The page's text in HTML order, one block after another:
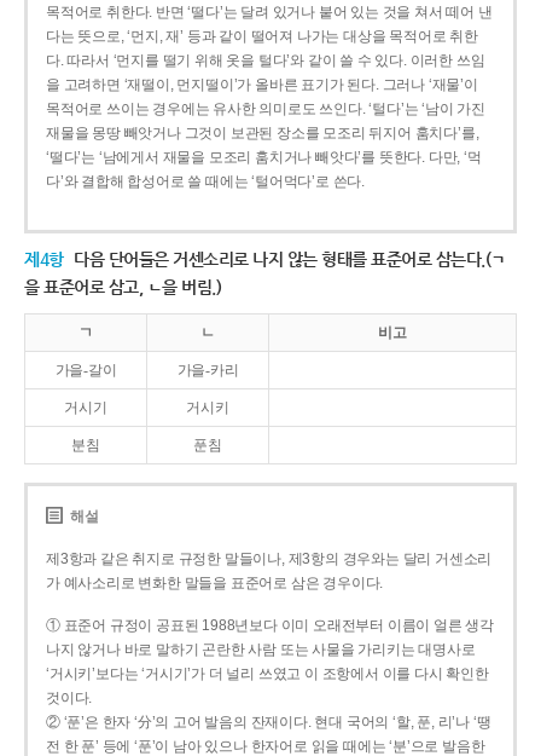
목적어로 취한다. 반면 ‘떨다’는 달려 있거나 붙어 있는 것을 쳐서 떼어 낸
다는 뜻으로, ‘먼지, 재’ 등과 같이 떨어져 나가는 대상을 목적어로 취한
다. 따라서 ‘먼지를 떨기 위해 옷을 털다’와 같이 쓸 수 있다. 이러한 쓰임
을 고려하면 ‘재떨이, 먼지떨이’가 올바른 표기가 된다. 그러나 ‘재물’이
목적어로 쓰이는 경우에는 유사한 의미로도 쓰인다. ‘털다’는 ‘남이 가진
재물을 몽땅 빼앗거나 그것이 보관된 장소를 모조리 뒤지어 훔치다’를,
‘떨다’는 ‘남에게서 재물을 모조리 훔치거나 빼앗다’를 뜻한다. 다만, ‘먹
다’와 결합해 합성어로 쓸 때에는 ‘털어먹다’로 쓴다.
제4항 다음 단어들은 거센소리로 나지 않는 형태를 표준어로 삼는다.(ㄱ
을 표준어로 삼고, ㄴ을 버림.)
ㄱ ㄴ 비고
가을-갈이 가을-카리
거시기 거시키
분침 푼침
해설
제3항과 같은 취지로 규정한 말들이나, 제3항의 경우와는 달리 거센소리
가 예사소리로 변화한 말들을 표준어로 삼은 경우이다.
① 표준어 규정이 공표된 1988년보다 이미 오래전부터 이름이 얼른 생각
나지 않거나 바로 말하기 곤란한 사람 또는 사물을 가리키는 대명사로
‘거시키’보다는 ‘거시기’가 더 널리 쓰였고 이 조항에서 이를 다시 확인한
것이다.
② ‘푼’은 한자 ‘分’의 고어 발음의 잔재이다. 현대 국어의 ‘할, 푼, 리’나 ‘땡
전 한 푼’ 등에 ‘푼’이 남아 있으나 한자어로 읽을 때에는 ‘분’으로 발음한